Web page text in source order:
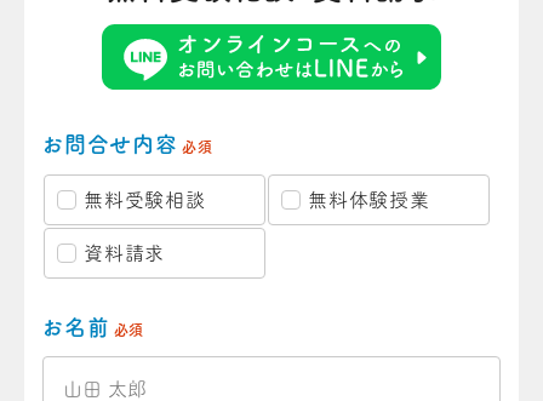
お問合せ内容 必須
無料受験相談 無料体験授業
資料請求
お名前 必須